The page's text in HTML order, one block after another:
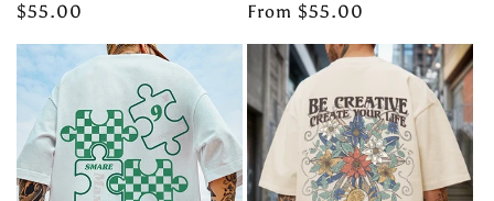
Regular
$55.00
Regular
From $55.00